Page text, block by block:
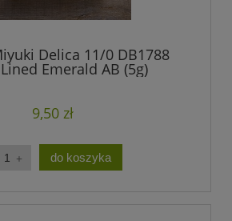
Delica 11/0 DB1788
Emerald AB (5g)
9,50 zł
do koszyka